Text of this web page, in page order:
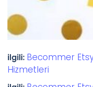
ilgili: Becommer
Hizmetleri